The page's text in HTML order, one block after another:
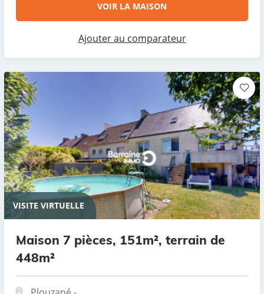
VOIR LA MAISON
Ajouter au comparateur
VISITE VIRTUELLE
Maison 7 pièces, 151m², terrain de
448m²